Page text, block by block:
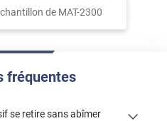
de MAT-2300
fréquentes
se retire sans abîmer